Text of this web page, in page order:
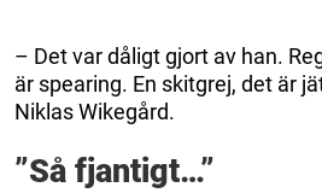
– Det var dåligt gjort av han.
är spearing. En skitgrej, det är
Niklas Wikegård.
”Så fjantigt…”